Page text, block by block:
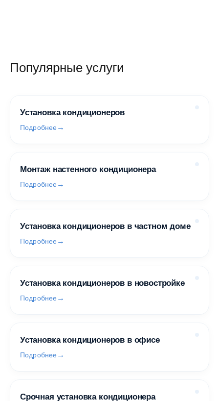
Популярные услуги
Установка кондиционеров
Подробнее
Монтаж настенного кондиционера
Подробнее
Установка кондиционеров в частном доме
Подробнее
Установка кондиционеров в новостройке
Подробнее
Установка кондиционеров в офисе
Подробнее
Срочная установка кондиционера